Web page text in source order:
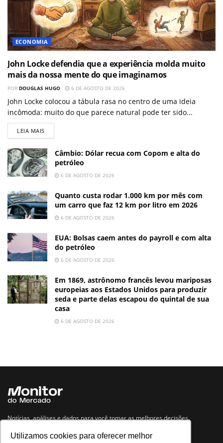
Utilizamos cookies para oferecer melhor
ECONOMIA
John Locke defendia que a experiência molda muito
mais da nossa mente do que imaginamos
POR DOUGLAS HUGO 6 DE AGOSTO DE 2026
John Locke colocou a tábula rasa no centro de uma ideia
incômoda: muito do que parece natural pode ter sido...
LEIA MAIS
Câmbio: Dólar recua com Copom e alta do
petróleo
6 DE AGOSTO DE 2026
Quanto custa rodar 1.000 km por mês com
um carro que faz 12 km por litro em 2026
6 DE AGOSTO DE 2026
EUA: Bolsas caem antes do payroll e com alta
do petróleo
6 DE AGOSTO DE 2026
Em 1869, astrônomo francês levou mariposas
europeias aos Estados Unidos para produzir
seda e parte delas escapou do quintal de sua
casa
6 DE AGOSTO DE 2026
Notícias, análises e dados para você tomar as melhores decisões.
Navegue no site